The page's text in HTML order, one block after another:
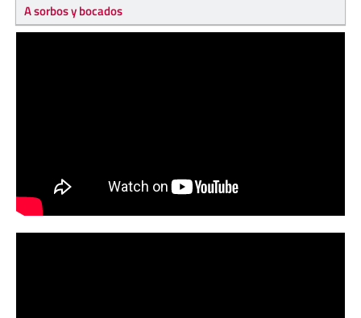
A sorbos y bocados